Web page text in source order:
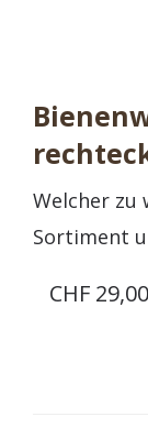
Welcher zu
Sortiment
CHF